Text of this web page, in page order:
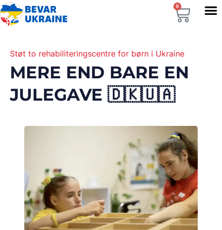
0
Støt to rehabiliteringscentre for børn i Ukraine
MERE END BARE EN
JULEGAVE 🇩🇰🇺🇦